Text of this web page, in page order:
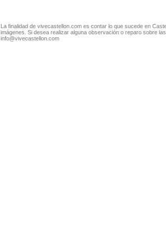
La finalidad de vivecastellon.com es contar lo que sucede en
imágenes. Si desea realizar alguna observación o reparo sobre
info@vivecastellon.com